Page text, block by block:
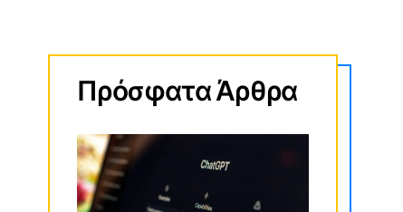
Πρόσφατα Άρθρα